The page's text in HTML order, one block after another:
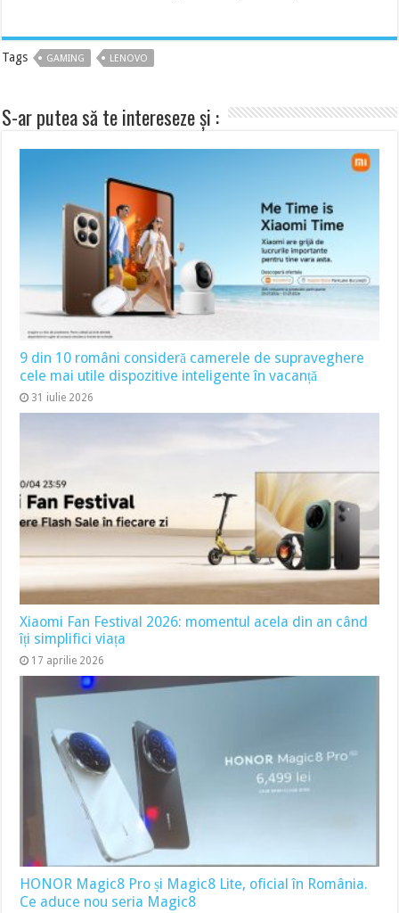
Tags GAMING LENOVO
S-ar putea să te intereseze și :
9 din 10 români consideră camerele de supraveghere
cele mai utile dispozitive inteligente în vacanță
31 iulie 2026
Xiaomi Fan Festival 2026: momentul acela din an când
îți simplifici viața
17 aprilie 2026
HONOR Magic8 Pro și Magic8 Lite, oficial în România.
Ce aduce nou seria Magic8